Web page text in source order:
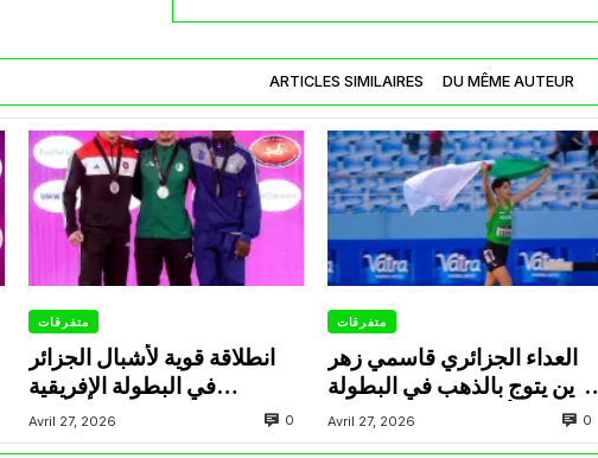
ARTICLES SIMILAIRES DU MÊME AUTEUR
متفرقات
انطلاقة قوية لأشبال الجزائر
في البطولة الإفريقية
للمصارعة تحت 17 سنة
بالإسكندرية
Avril 27, 2026 0
متفرقات
العداء الجزائري قاسمي زهر
الدين يتوج بالذهب في البطولة
العربية لألعاب القوى للشباب
بتونس
Avril 27, 2026 0